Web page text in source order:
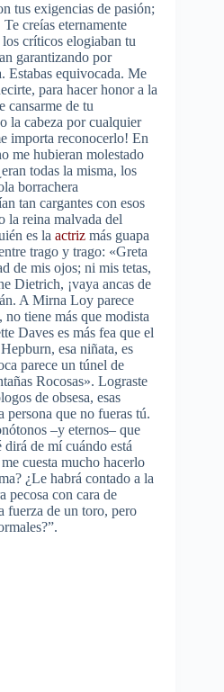
tus exigencias de pasión;
creías eternamente
críticos elogiaban tu
garantizando por
Estabas equivocada. Me
para hacer honor a la
cansarme de tu
la cabeza por cualquier
importa reconocerlo! En
me hubieran molestado
todas la misma, los
borrachera
tan cargantes con esos
la reina malvada del
es la actriz más guapa
trago y trago: «Greta
de mis ojos; ni mis tetas,
Dietrich, ¡vaya ancas de
A Mirna Loy parece
no tiene más que modista
Daves es más fea que el
esa niñata, es
parece un túnel de
Rocosas». Lograste
de obsesa, esas
persona que no fueras tú.
–y eternos– que
de mí cuándo está
cuesta mucho hacerlo
¿Le habrá contado a la
pecosa con cara de
fuerza de un toro, pero